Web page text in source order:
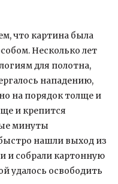
что картина была
Несколько лет
для полотна,
нападению,
на порядок толще и
и крепится
минуты
нашли выход из
и собрали картонную
удалось освободить